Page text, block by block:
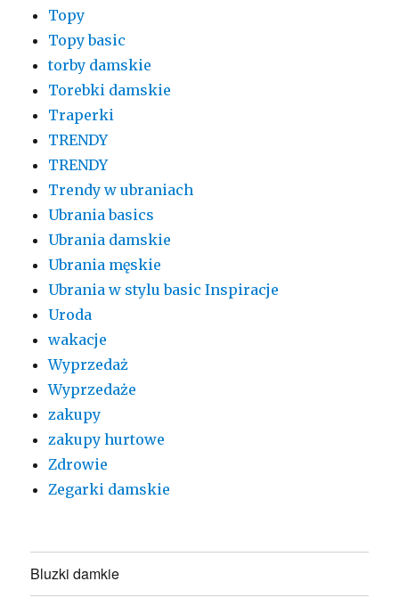
Topy
Topy basic
torby damskie
Torebki damskie
Traperki
TRENDY
TRENDY
Trendy w ubraniach
Ubrania basics
Ubrania damskie
Ubrania męskie
Ubrania w stylu basic Inspiracje
Uroda
wakacje
Wyprzedaż
Wyprzedaże
zakupy
zakupy hurtowe
Zdrowie
Zegarki damskie
Bluzki damkie